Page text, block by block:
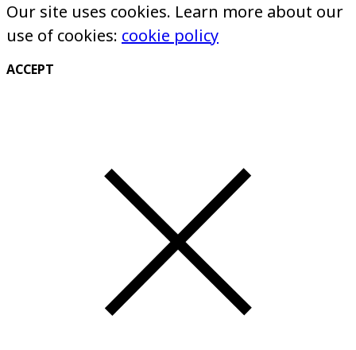
Our site uses cookies. Learn more about our
use of cookies: cookie policy
ACCEPT